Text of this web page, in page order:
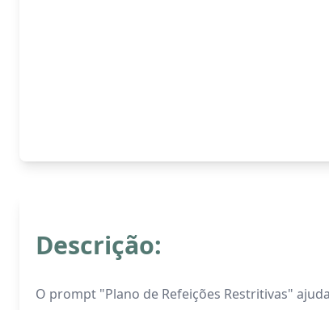
Descrição:
O prompt "Plano de Refeições Restritivas"